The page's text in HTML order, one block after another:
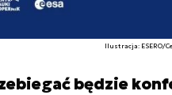
Ilustracja: ESERO/
będzie